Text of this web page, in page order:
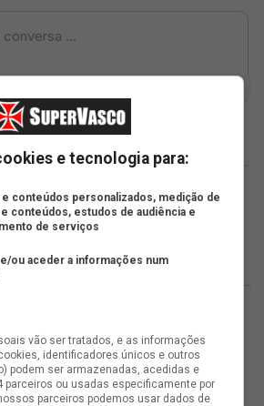
e tecnologia para:
e conteúdos personalizados, medição de
conteúdos, estudos de audiência e
de serviços
ou aceder a informações num
vão ser tratados, e as informações
identificadores únicos e outros
podem ser armazenadas, acedidas e
parceiros ou usadas especificamente por
parceiros podemos usar dados de